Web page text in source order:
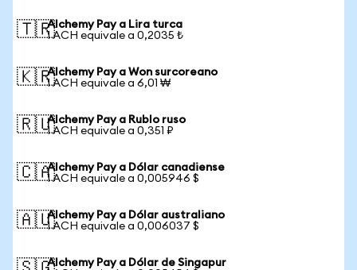
🇹🇷Alchemy Pay a Lira turca
1 ACH equivale a 0,2035 ₺
🇰🇷Alchemy Pay a Won surcoreano
1 ACH equivale a 6,01 ₩
🇷🇺Alchemy Pay a Rublo ruso
1 ACH equivale a 0,351 ₽
🇨🇦Alchemy Pay a Dólar canadiense
1 ACH equivale a 0,005946 $
🇦🇺Alchemy Pay a Dólar australiano
1 ACH equivale a 0,006037 $
Alchemy Pay a Dólar de Singapur